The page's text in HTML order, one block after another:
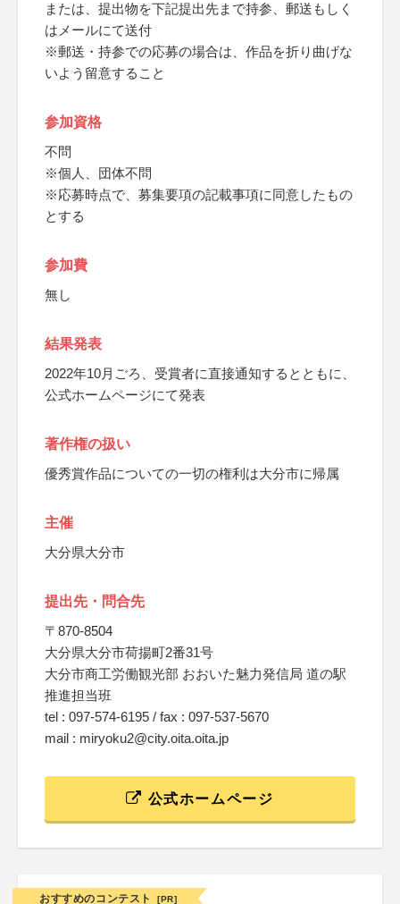
または、提出物を下記提出先まで持参、郵送もしく
はメールにて送付
※郵送・持参での応募の場合は、作品を折り曲げな
いよう留意すること
参加資格
不問
※個人、団体不問
※応募時点で、募集要項の記載事項に同意したもの
とする
参加費
無し
結果発表
2022年10月ごろ、受賞者に直接通知するとともに、
公式ホームページにて発表
著作権の扱い
優秀賞作品についての一切の権利は大分市に帰属
主催
大分県大分市
提出先・問合先
〒870-8504
大分県大分市荷揚町2番31号
大分市商工労働観光部 おおいた魅力発信局 道の駅
推進担当班
tel : 097-574-6195 / fax : 097-537-5670
mail : miryoku2@city.oita.oita.jp
公式ホームページ
おすすめのコンテスト [PR]